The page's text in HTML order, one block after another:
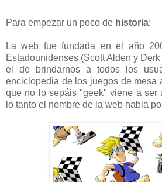
Para empezar un poco de historia:
La web fue fundada en el año
Estadounidenses (Scott Alden y
el de brindarnos a todos los
enciclopedia de los juegos de mesa
que no lo sepáis "geek" viene a ser
lo tanto el nombre de la web habla